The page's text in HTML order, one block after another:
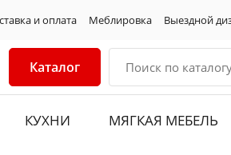
и оплата Меблировка Выездной
Каталог
КУХНИ МЯГКАЯ МЕБЕЛЬ